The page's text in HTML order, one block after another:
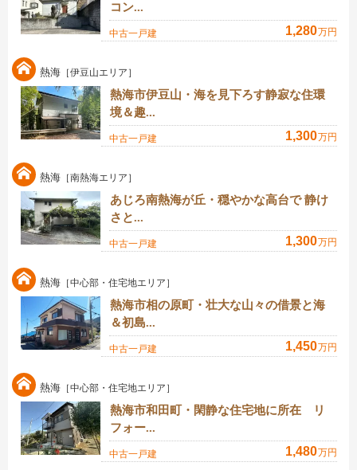
コン...
中古一戸建 1,280万円
熱海 ［伊豆山エリア］
熱海市伊豆山・海を見下ろす静寂な住環
境＆趣...
中古一戸建 1,300万円
熱海 ［南熱海エリア］
あじろ南熱海が丘・穏やかな高台で 静け
さと...
中古一戸建 1,300万円
熱海 ［中心部・住宅地エリア］
熱海市相の原町・壮大な山々の借景と海
＆初島...
中古一戸建 1,450万円
熱海 ［中心部・住宅地エリア］
熱海市和田町・閑静な住宅地に所在 リ
フォー...
中古一戸建 1,480万円